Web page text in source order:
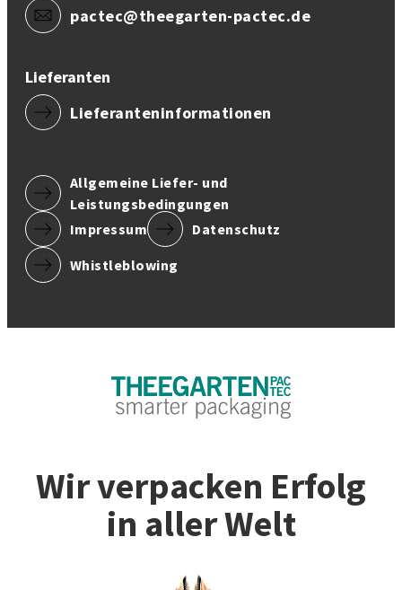
pactec@theegarten-pactec.de
Lieferanten
Lieferanteninformationen
Allgemeine Liefer- und
Leistungsbedingungen
Impressum
Datenschutz
Whistleblowing
Wir verpacken Erfolg
in aller Welt